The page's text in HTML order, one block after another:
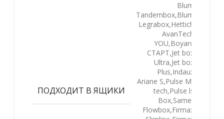
ПОДХОДИТ В ЯЩИКИ
Blum
Tandembox,Blum
Legrabox,Hettich
AvanTech
YOU,Boyard
СТАРТ,Jet box
Ultra,Jet box
Plus,Indaux
Ariane S,Pulse M-
tech,Pulse ls
Box,Samet
Flowbox,Firmax